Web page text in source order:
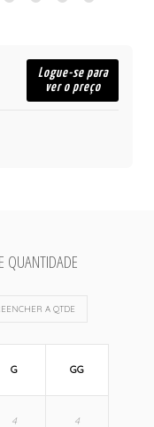
Logue-se para
ver o preço
QUANTIDADE
A QTDE
G GG